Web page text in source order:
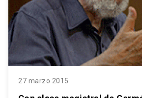
27 marzo 2015